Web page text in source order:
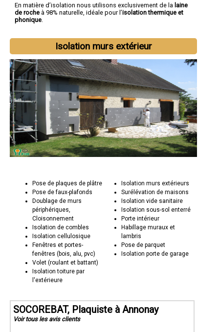
En matière d’isolation nous utilisons exclusivement de la laine
de roche à 98% naturelle, idéale pour l’isolation thermique et
phonique.
Isolation murs extérieur
Pose de plaques de plâtre
Pose de faux-plafonds
Doublage de murs
périphériques,
Cloisonnement
Isolation de combles
Isolation cellulosique
Fenêtres et portes-
fenêtres (bois, alu, pvc)
Volet (roulant et battant)
Isolation toiture par
l'extérieure
Isolation murs extérieurs
Surélévation de maisons
Isolation vide sanitaire
Isolation sous-sol enterré
Porte intérieur
Habillage muraux et
lambris
Pose de parquet
Isolation porte de garage
SOCOREBAT, Plaquiste à Annonay
Voir tous les avis clients